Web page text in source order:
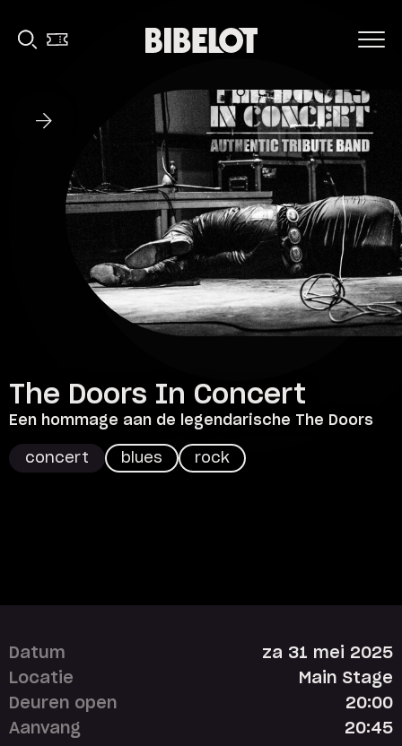
The Doors In Concert
Een hommage aan de legendarische The Doors
concert blues rock
Datum
za 31 mei 2025
Locatie
Main Stage
Deuren open
20:00
Aanvang
20:45